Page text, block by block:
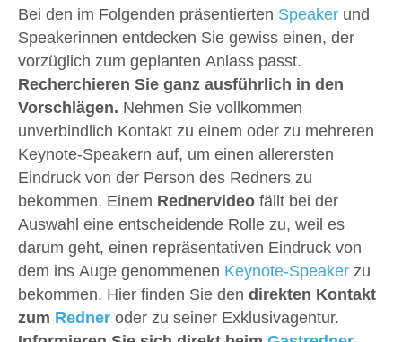
Bei den im Folgenden präsentierten Speaker und
Speakerinnen entdecken Sie gewiss einen, der
vorzüglich zum geplanten Anlass passt.
Recherchieren Sie ganz ausführlich in den
Vorschlägen. Nehmen Sie vollkommen
unverbindlich Kontakt zu einem oder zu mehreren
Keynote-Speakern auf, um einen allerersten
Eindruck von der Person des Redners zu
bekommen. Einem Rednervideo fällt bei der
Auswahl eine entscheidende Rolle zu, weil es
darum geht, einen repräsentativen Eindruck von
dem ins Auge genommenen Keynote-Speaker zu
bekommen. Hier finden Sie den direkten Kontakt
zum Redner oder zu seiner Exklusivagentur.